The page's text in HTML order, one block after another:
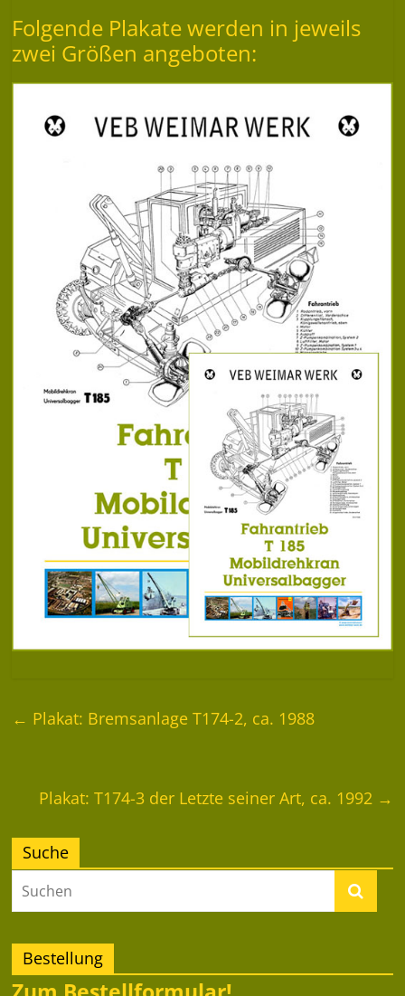
Folgende Plakate werden in jeweils
zwei Größen angeboten:
← Plakat: Bremsanlage T174-2, ca. 1988
Plakat: T174-3 der Letzte seiner Art, ca. 1992 →
Suche
Bestellung